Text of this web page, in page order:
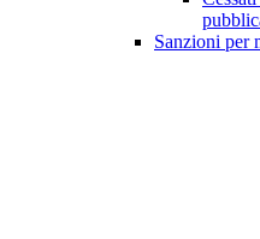
Sanzioni per